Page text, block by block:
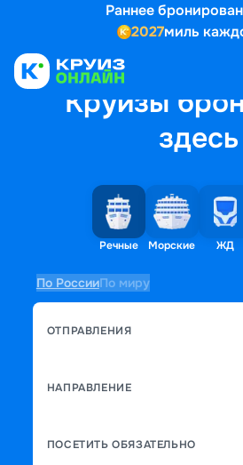
Раннее
2027миль
Круизы
здесь
Речные Морские ЖД
По РоссииПо миру
ОТПРАВЛЕНИЯ
НАПРАВЛЕНИЕ
ПОСЕТИТЬ ОБЯЗАТЕЛЬНО